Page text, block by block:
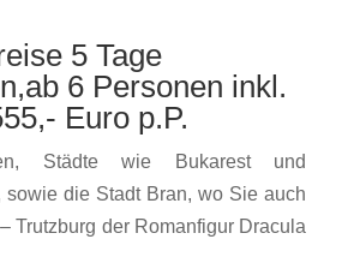
5 Tage
6 Personen inkl.
Euro p.P.
Städte wie Bukarest und
sowie die Stadt Bran, wo Sie auch
Trutzburg der Romanfigur Dracula